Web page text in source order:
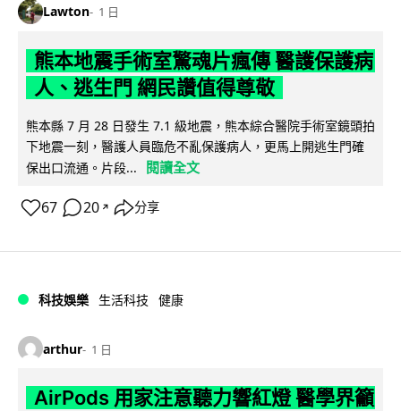
Lawton 1 日
熊本地震手術室驚魂片瘋傳 醫護保護病
人、逃生門 網民讚值得尊敬
熊本縣 7 月 28 日發生 7.1 級地震，熊本綜合醫院手術室鏡頭拍
下地震一刻，醫護人員臨危不亂保護病人，更馬上開逃生門確
保出口流通。片段...
閱讀全文
67 20 ↗ 分享
科技娛樂 生活科技 健康
arthur 1 日
AirPods 用家注意聽力響紅燈 醫學界籲